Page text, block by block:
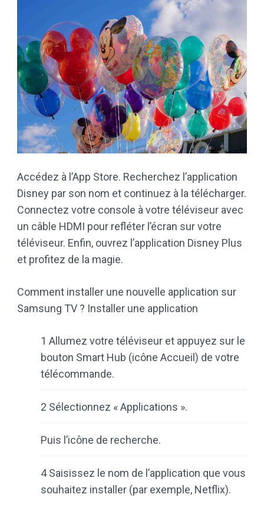
Accédez à l’App Store. Recherchez l’application
Disney par son nom et continuez à la télécharger.
Connectez votre console à votre téléviseur avec
un câble HDMI pour refléter l’écran sur votre
téléviseur. Enfin, ouvrez l’application Disney Plus
et profitez de la magie.
Comment installer une nouvelle application sur
Samsung TV ? Installer une application
1 Allumez votre téléviseur et appuyez sur le
bouton Smart Hub (icône Accueil) de votre
télécommande.
2 Sélectionnez « Applications ».
Puis l’icône de recherche.
4 Saisissez le nom de l’application que vous
souhaitez installer (par exemple, Netflix).